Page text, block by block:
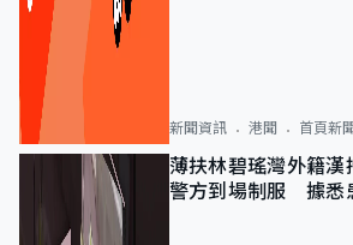
新聞資訊 港聞 首頁新聞
薄扶林碧瑤灣外籍
警方到場制服 據悉